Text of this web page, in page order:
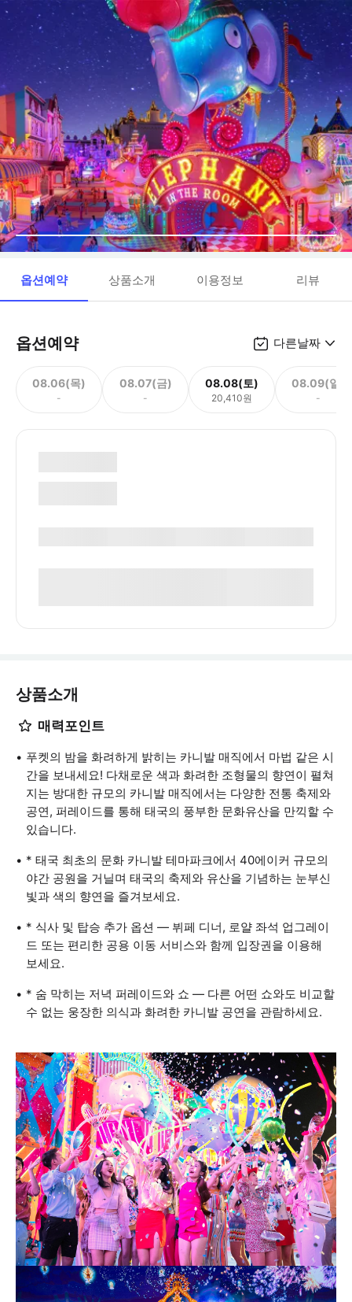
옵션예약 상품소개 이용정보 리뷰
옵션예약 다른날짜
08.06(목)
-
08.07(금)
-
08.08(토)
20,410원
08.09(일)
-
상품소개
매력포인트
푸켓의 밤을 화려하게 밝히는 카니발 매직에서 마법 같은 시
간을 보내세요! 다채로운 색과 화려한 조형물의 향연이 펼쳐
지는 방대한 규모의 카니발 매직에서는 다양한 전통 축제와
공연, 퍼레이드를 통해 태국의 풍부한 문화유산을 만끽할 수
있습니다.
* 태국 최초의 문화 카니발 테마파크에서 40에이커 규모의
야간 공원을 거닐며 태국의 축제와 유산을 기념하는 눈부신
빛과 색의 향연을 즐겨보세요.
* 식사 및 탑승 추가 옵션 — 뷔페 디너, 로얄 좌석 업그레이
드 또는 편리한 공용 이동 서비스와 함께 입장권을 이용해
보세요.
* 숨 막히는 저녁 퍼레이드와 쇼 — 다른 어떤 쇼와도 비교할
수 없는 웅장한 의식과 화려한 카니발 공연을 관람하세요.